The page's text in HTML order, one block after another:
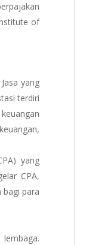
of
yang
terdiri
yang
CPA,
bagi para